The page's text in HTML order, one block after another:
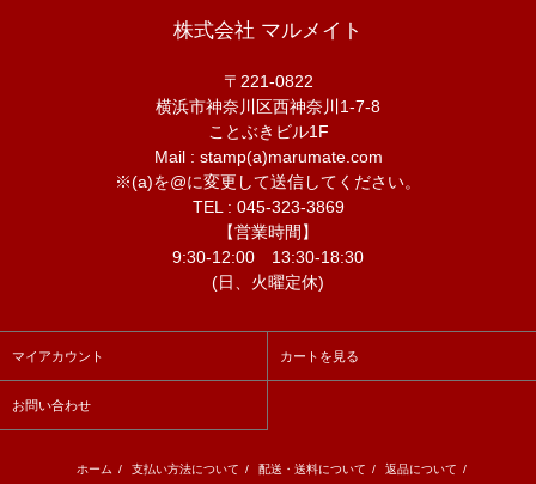
株式会社 マルメイト
〒221-0822
横浜市神奈川区西神奈川1-7-8
ことぶきビル1F
Mail : stamp(a)marumate.com
※(a)を@に変更して送信してください。
TEL : 045-323-3869
【営業時間】
9:30-12:00 13:30-18:30
(日、火曜定休)
マイアカウント カートを見る
お問い合わせ
ホーム / 支払い方法について / 配送・送料について / 返品について /